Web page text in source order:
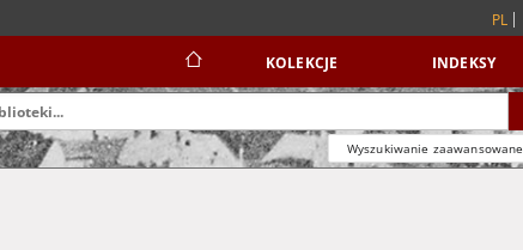
PL
KOLEKCJE INDEKSY
Wyszukiwanie zaawansowane